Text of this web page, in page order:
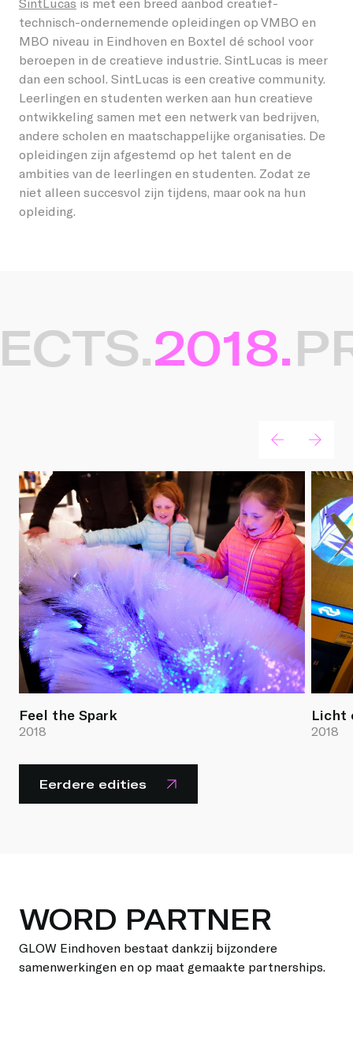
technisch-ondernemende opleidingen op VMBO en
MBO niveau in Eindhoven en Boxtel dé school voor
beroepen in de creatieve industrie. SintLucas is meer
dan een school. SintLucas is een creative community.
Leerlingen en studenten werken aan hun creatieve
ontwikkeling samen met een netwerk van bedrijven,
andere scholen en maatschappelijke organisaties. De
opleidingen zijn afgestemd op het talent en de
ambities van de leerlingen en studenten. Zodat ze
niet alleen succesvol zijn tijdens, maar ook na hun
opleiding.
2018.
Gerelateerde projecten
Feel the Spark
2018
Licht
2018
Eerdere edities
WORD PARTNER
GLOW Eindhoven bestaat dankzij bijzondere
samenwerkingen en op maat gemaakte partnerships.